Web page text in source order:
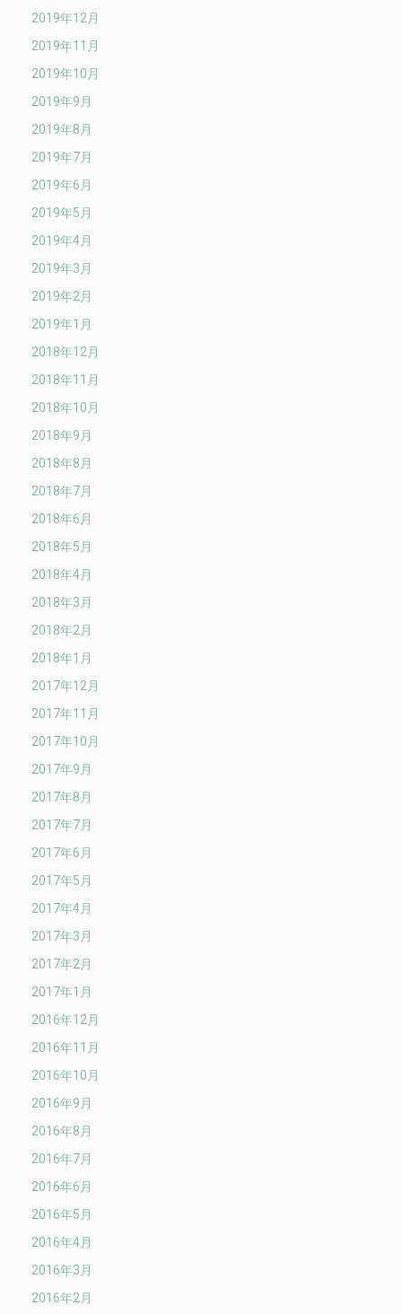
2019年12月
2019年11月
2019年10月
2019年9月
2019年8月
2019年7月
2019年6月
2019年5月
2019年4月
2019年3月
2019年2月
2019年1月
2018年12月
2018年11月
2018年10月
2018年9月
2018年8月
2018年7月
2018年6月
2018年5月
2018年4月
2018年3月
2018年2月
2018年1月
2017年12月
2017年11月
2017年10月
2017年9月
2017年8月
2017年7月
2017年6月
2017年5月
2017年4月
2017年3月
2017年2月
2017年1月
2016年12月
2016年11月
2016年10月
2016年9月
2016年8月
2016年7月
2016年6月
2016年5月
2016年4月
2016年3月
2016年2月